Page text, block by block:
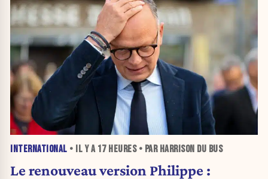
INTERNATIONAL • IL Y A 17 HEURES• PAR HARRISON DU BUS
Le renouveau version Philippe :